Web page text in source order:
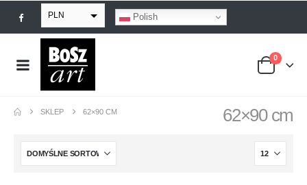
PLN
EUR
USD
Polish
0
62×90 cm
SKLEP 62×90 CM